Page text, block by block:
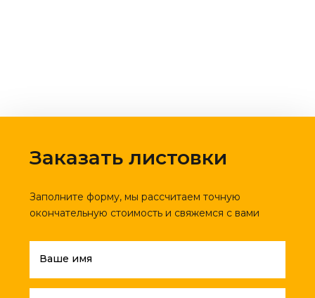
Заказать листовки
Заполните форму, мы рассчитаем точную
окончательную стоимость и свяжемся с вами
Ваше имя